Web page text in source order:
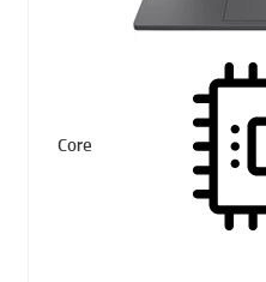
Core